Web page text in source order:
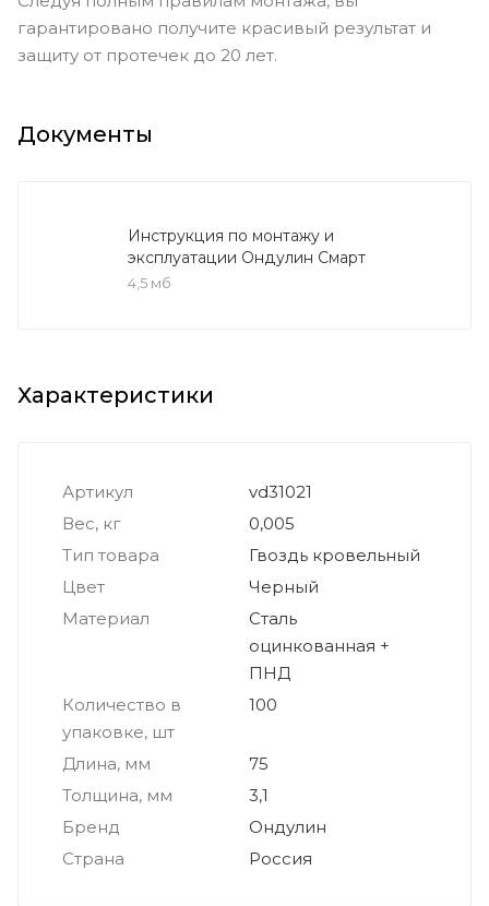
гарантировано получите красивый результат и
защиту от протечек до 20 лет.
Документы
Инструкция по монтажу и
эксплуатации Ондулин Смарт
4,5 мб
Характеристики
Артикул
vd31021
Вес, кг
0,005
Тип товара
Гвоздь кровельный
Цвет
Черный
Материал
Сталь
оцинкованная +
ПНД
Количество в
упаковке, шт
100
Длина, мм
75
Толщина, мм
3,1
Бренд
Ондулин
Страна
Россия